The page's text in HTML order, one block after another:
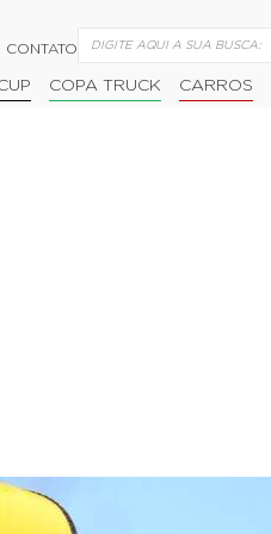
CONTATO
COPA TRUCK CARROS